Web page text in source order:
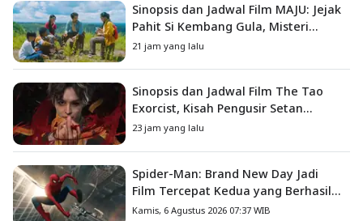
Sinopsis dan Jadwal Film MAJU: Jejak
Pahit Si Kembang Gula, Misteri
Hilangnya Bagas di Lokasi Jambore
21 jam yang lalu
Sinopsis dan Jadwal Film The Tao
Exorcist, Kisah Pengusir Setan
Melawan Kutukan Mematikan
23 jam yang lalu
Spider-Man: Brand New Day Jadi
Film Tercepat Kedua yang Berhasil
Tembus US$1 Miliar
Kamis, 6 Agustus 2026 07:37 WIB